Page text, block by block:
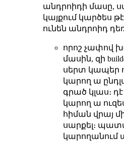
անդրոիդի մասը,
կայքում կարծես
ունեն անդրոիդ
որոշ չափով
մասին, զի
սերտ կապեր
կարող ա
գրած կլաս։
կարող ա
հիման վրայ
սարքել։
կարողանում